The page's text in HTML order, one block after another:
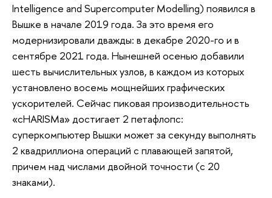
Intelligence and Supercomputer Modelling) появился в
Вышке в начале 2019 года. За это время его
модернизировали дважды: в декабре 2020-го и в
сентябре 2021 года. Нынешней осенью добавили
шесть вычислительных узлов, в каждом из которых
установлено восемь мощнейших графических
ускорителей. Сейчас пиковая производительность
«cHARISMa» достигает 2 петафлопс:
суперкомпьютер Вышки может за секунду выполнять
2 квадриллиона операций с плавающей запятой,
причем над числами двойной точности (с 20
знаками).